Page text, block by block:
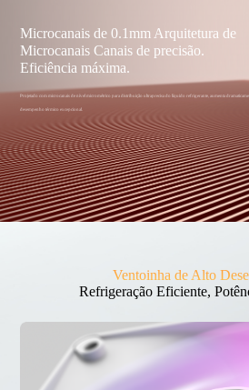
Microcanais de 0.1mm Arquitetura de
Microcanais Canais de precisão.
Eficiência máxima.
Projetado com microcanais de nível micrométrico para distribuição ultraprecisa do líquido refrigerante, aumenta
desempenho térmico excepcional.
Ventoinha de Alto
Refrigeração Eficiente,